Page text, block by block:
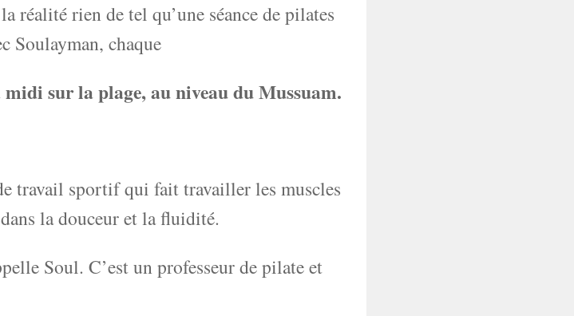
réalité rien de tel qu’une séance de pilates
Soulayman, chaque
sur la plage, au niveau du Mussuam.
travail sportif qui fait travailler les muscles
la douceur et la fluidité.
Soul. C’est un professeur de pilate et